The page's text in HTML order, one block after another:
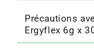
Précautions
Ergyflex 6g x